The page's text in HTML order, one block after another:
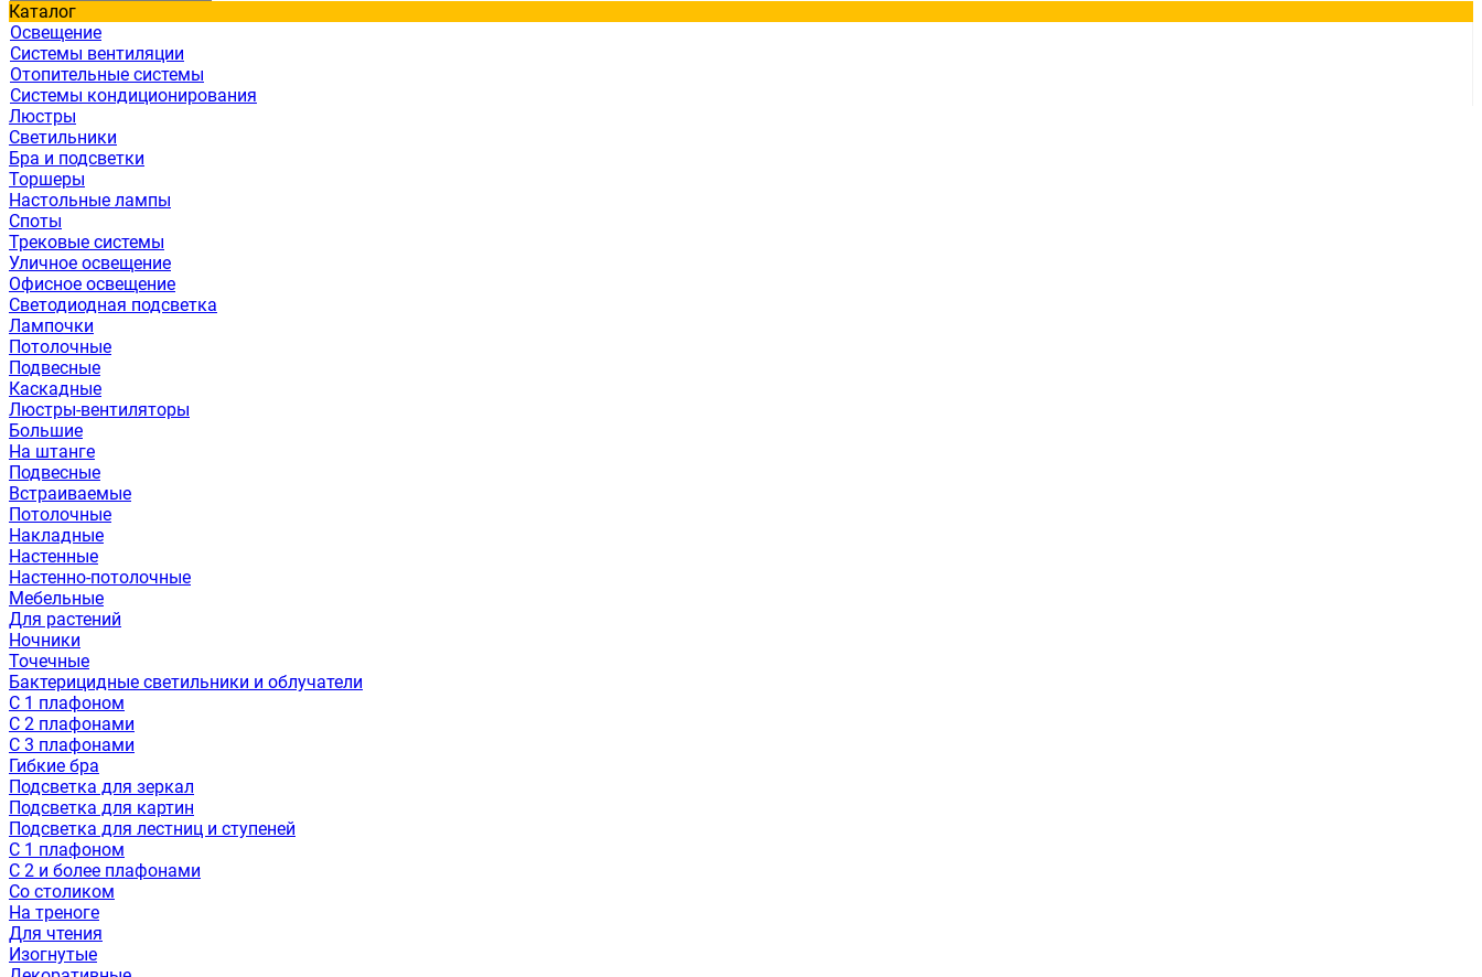
Каталог
Освещение
Системы вентиляции
Отопительные системы
Системы кондиционирования
Люстры
Светильники
Бра и подсветки
Торшеры
Настольные лампы
Споты
Трековые системы
Уличное освещение
Офисное освещение
Светодиодная подсветка
Лампочки
Потолочные
Подвесные
Каскадные
Люстры-вентиляторы
Большие
На штанге
Подвесные
Встраиваемые
Потолочные
Накладные
Настенные
Настенно-потолочные
Мебельные
Для растений
Ночники
Точечные
Бактерицидные светильники и облучатели
С 1 плафоном
С 2 плафонами
С 3 плафонами
Гибкие бра
Подсветка для зеркал
Подсветка для картин
Подсветка для лестниц и ступеней
С 1 плафоном
С 2 и более плафонами
Со столиком
На треноге
Для чтения
Изогнутые